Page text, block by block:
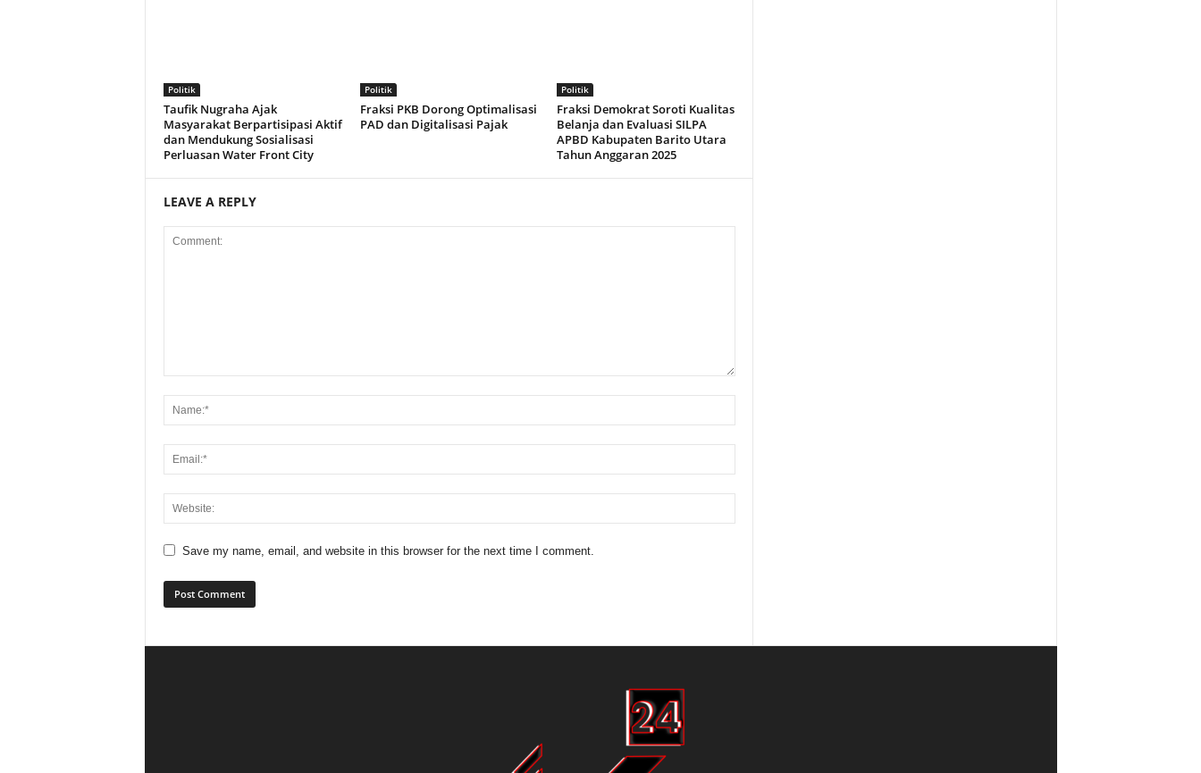
Politik
Taufik Nugraha Ajak
Masyarakat Berpartisipasi Aktif
dan Mendukung Sosialisasi
Perluasan Water Front City
Politik
Fraksi PKB Dorong Optimalisasi
PAD dan Digitalisasi Pajak
Politik
Fraksi Demokrat Soroti Kualitas
Belanja dan Evaluasi SILPA
APBD Kabupaten Barito Utara
Tahun Anggaran 2025
LEAVE A REPLY
Save my name, email, and website in this browser for the next time I comment.